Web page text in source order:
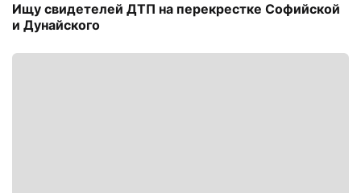
Ищу свидетелей ДТП на перекрестке Софийской
и Дунайского